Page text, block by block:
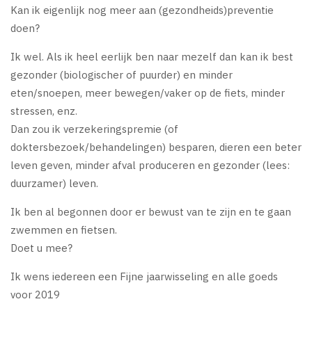
Kan ik eigenlijk nog meer aan (gezondheids)preventie
doen?
Ik wel. Als ik heel eerlijk ben naar mezelf dan kan ik best
gezonder (biologischer of puurder) en minder
eten/snoepen, meer bewegen/vaker op de fiets, minder
stressen, enz.
Dan zou ik verzekeringspremie (of
doktersbezoek/behandelingen) besparen, dieren een beter
leven geven, minder afval produceren en gezonder (lees:
duurzamer) leven.
Ik ben al begonnen door er bewust van te zijn en te gaan
zwemmen en fietsen.
Doet u mee?
Ik wens iedereen een Fijne jaarwisseling en alle goeds
voor 2019